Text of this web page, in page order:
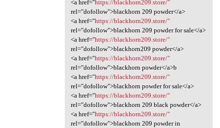
<a href="https://blackhorn209.store/"
rel="dofollow">blackhorn 209 powder</a>
<a href="https://blackhorn209.store/"
rel="dofollow">blackhorn 209 powder for sale</a>
<a href="https://blackhorn209.store/"
rel="dofollow">blackhorn209 powder</a>
<a href="https://blackhorn209.store/"
rel="dofollow">blackhorn powder</a>b
<a href="https://blackhorn209.store/"
rel="dofollow">blackhorn powder for sale</a>
<a href="https://blackhorn209.store/"
rel="dofollow">blackhorn 209 black powder</a>
<a href="https://blackhorn209.store/"
rel="dofollow">blackhorn 209 powder in